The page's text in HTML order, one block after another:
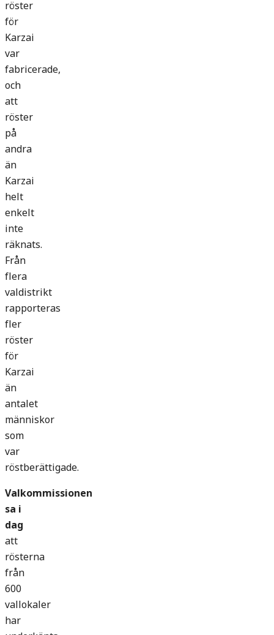
röster
för
Karzai
var
fabricerade,
och
att
röster
på
andra
än
Karzai
helt
enkelt
inte
räknats.
Från
flera
valdistrikt
rapporteras
fler
röster
för
Karzai
än
antalet
människor
som
var
röstberättigade.
Valkommissionen
sa i
dag
att
rösterna
från
600
vallokaler
har